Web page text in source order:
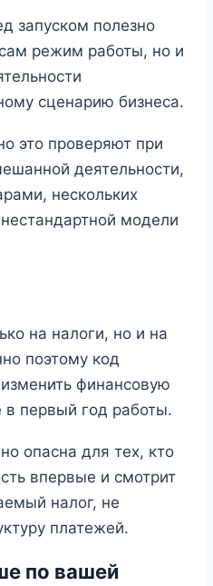
запуском полезно
режим работы, но и
сценарию бизнеса.
это проверяют при
деятельности,
нескольких
модели
на налоги, но и на
поэтому код
финансовую
в первый год работы.
опасна для тех, кто
впервые и смотрит
налог, не
платежей.
по вашей